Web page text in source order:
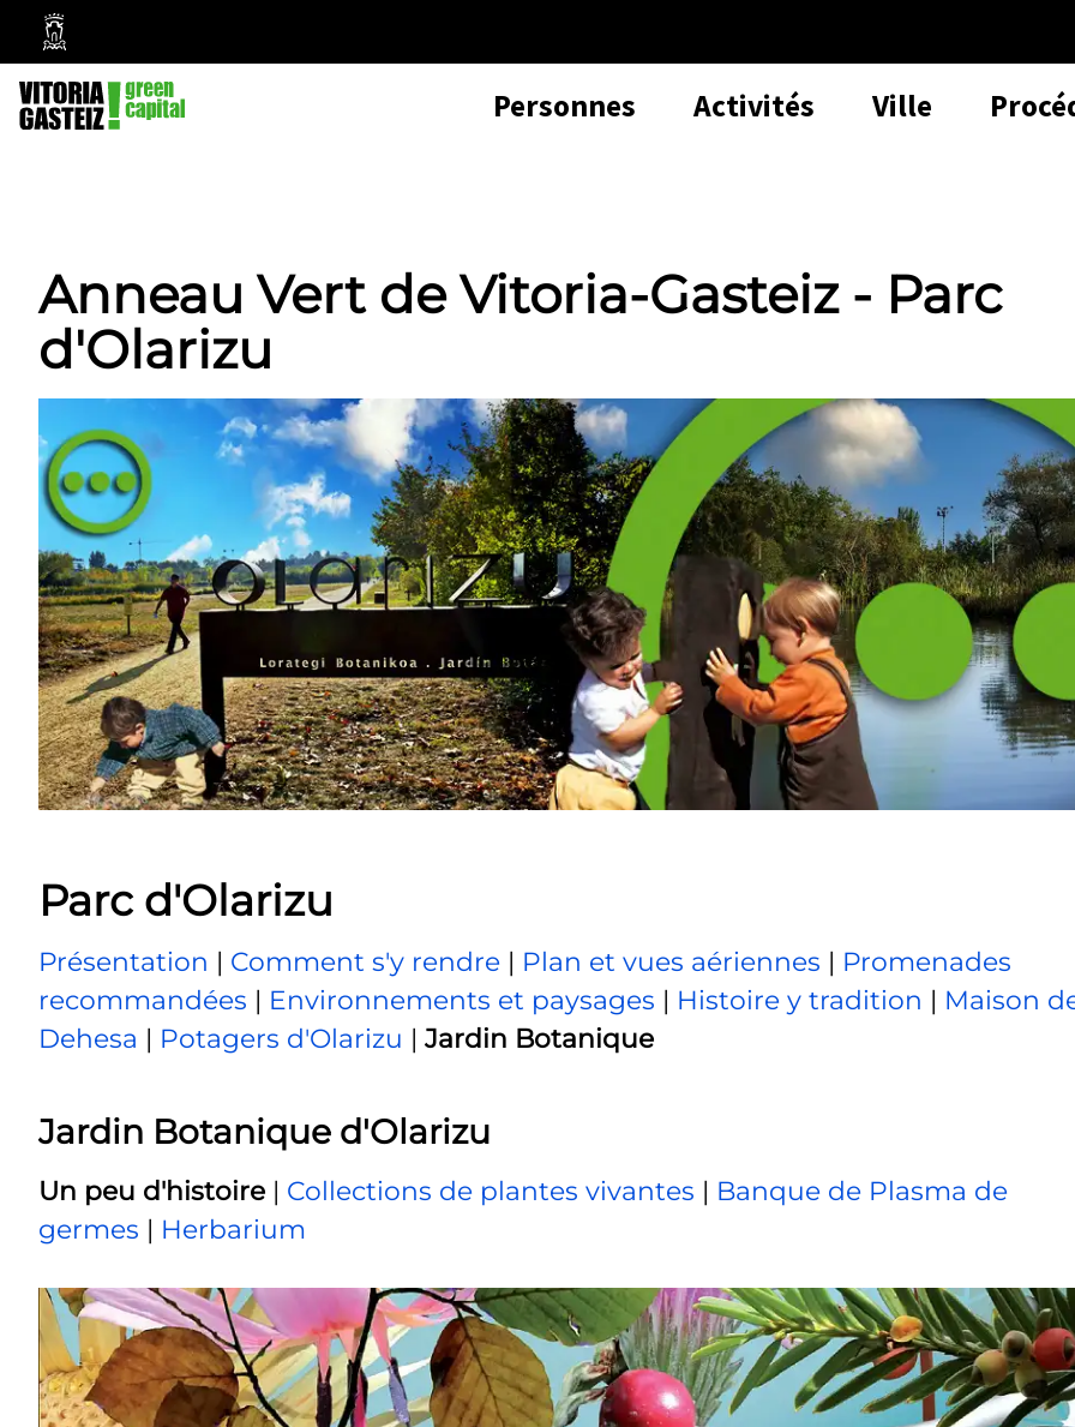
Mairie
de
Vitoria-
Gasteiz
Personnes Activités Ville
Anneau Vert de Vitoria-Gasteiz - Parc
d'Olarizu
Parc d'Olarizu
Présentation | Comment s'y rendre | Plan et vues aériennes | Promenades
recommandées | Environnements et paysages | Histoire y tradition | Maison
Dehesa | Potagers d'Olarizu | Jardin Botanique
Jardin Botanique d'Olarizu
Un peu d'histoire | Collections de plantes vivantes | Banque de Plasma de
germes | Herbarium